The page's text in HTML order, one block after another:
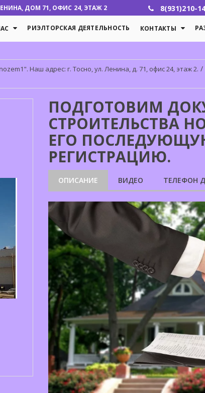
ДОМ 71, ОФИС 24, ЭТАЖ 2 8(931)210-
РИЭЛТОРСКАЯ ДЕЯТЕЛЬНОСТЬ КОНТАКТЫ
Наш адрес: г. Тосно, ул. Ленина, д. 71, офис 24, этаж 2. /
ПОДГОТОВИМ
СТРОИТЕЛЬСТВА
ЕГО
РЕГИСТРАЦИЮ.
ОПИСАНИЕ ВИДЕО ТЕЛЕФОН